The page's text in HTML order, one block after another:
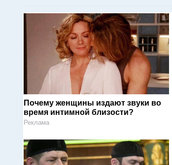
Почему женщины издают звуки во
время интимной близости?
Реклама